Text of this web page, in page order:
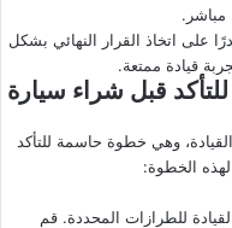
مباشر.
على اتخاذ القرار النهائي بشكل
قيادة ممتعة.
للتأكد قبل شراء سيارة
وهي خطوة حاسمة للتأكد
لهذه الخطوة:
للطرازات المحددة. قم